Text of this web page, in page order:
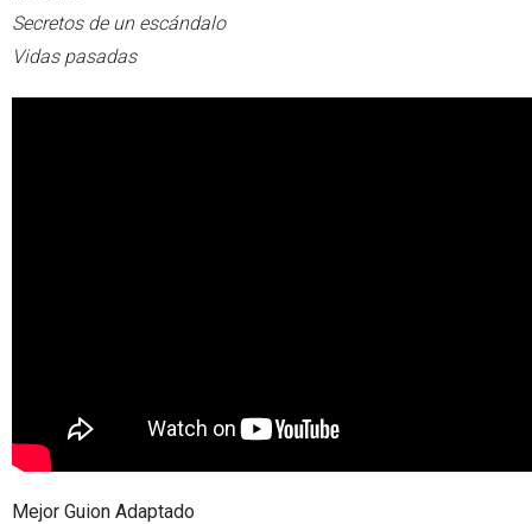
Secretos de un escándalo
Vidas pasadas
Mejor Guion Adaptado